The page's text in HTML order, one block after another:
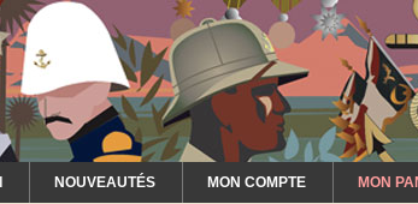
NOUVEAUTÉS MON COMPTE MON